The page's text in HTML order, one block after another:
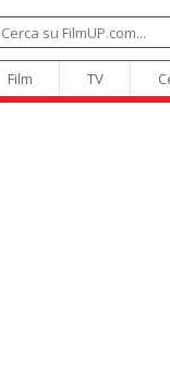
Film TV